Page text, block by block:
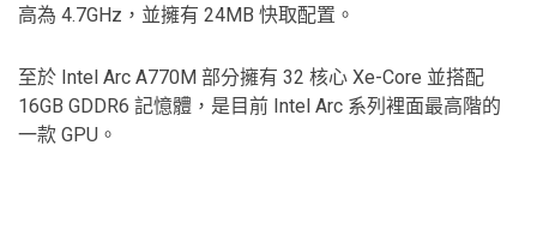
高為 4.7GHz，並擁有 24MB 快取配置。
至於 Intel Arc A770M 部分擁有 32 核心 Xe-Core 並搭配
16GB GDDR6 記憶體，是目前 Intel Arc 系列裡面最高階的
一款 GPU。